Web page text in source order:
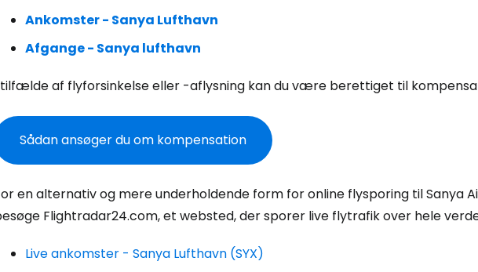
Ankomster - Sanya Lufthavn
Afgange - Sanya lufthavn
af flyforsinkelse eller -aflysning kan du være berettiget til
Sådan ansøger du om kompensation
en alternativ og mere underholdende form for online flysporing til Sanya
Flightradar24.com, et websted, der sporer live flytrafik over hele
Live ankomster - Sanya Lufthavn (SYX)
Fortsæt med Facebook